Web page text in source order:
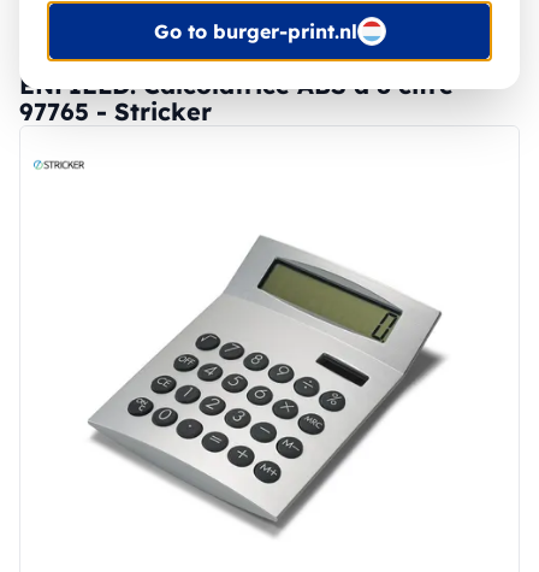
Go to burger-print.nl
ENFIELD. Calcolatrice ABS a 8 cifre -
97765 - Stricker